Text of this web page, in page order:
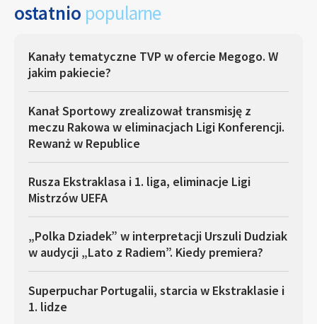
ostatnio popularne
Kanały tematyczne TVP w ofercie Megogo. W
jakim pakiecie?
Kanał Sportowy zrealizował transmisję z
meczu Rakowa w eliminacjach Ligi Konferencji.
Rewanż w Republice
Rusza Ekstraklasa i 1. liga, eliminacje Ligi
Mistrzów UEFA
„Polka Dziadek” w interpretacji Urszuli Dudziak
w audycji „Lato z Radiem”. Kiedy premiera?
Superpuchar Portugalii, starcia w Ekstraklasie i
1. lidze